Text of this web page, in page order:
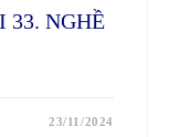
33. NGHỀ
23/11/2024